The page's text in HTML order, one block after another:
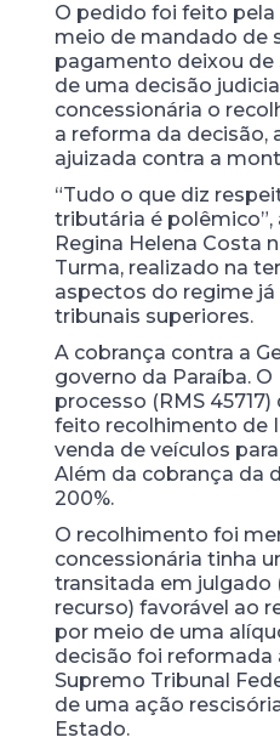
O pedido foi feito
meio de mandado de
pagamento deixou de
de uma decisão
concessionária o
a reforma da decisão,
ajuizada contra a
“Tudo o que diz
tributária é
Regina Helena Costa
Turma, realizado na
aspectos do regime
tribunais superiores.
A cobrança contra a
governo da Paraíba.
processo (RMS
feito recolhimento de
venda de veículos
Além da cobrança da
200%.
O recolhimento foi
concessionária tinha
transitada em julgado
recurso) favorável ao
por meio de uma
decisão foi
Supremo Tribunal
de uma ação
Estado.